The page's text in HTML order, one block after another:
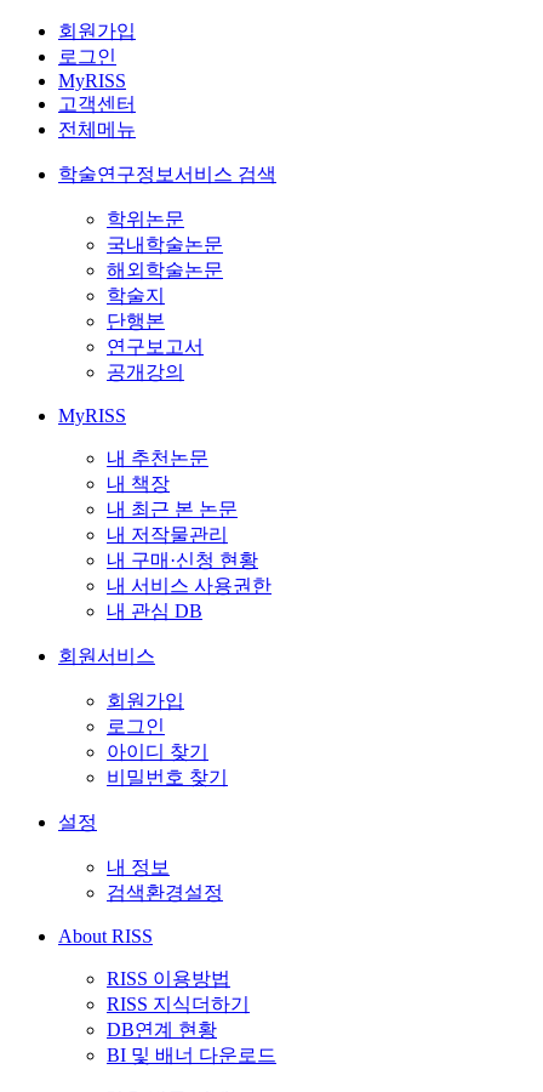
회원가입
로그인
MyRISS
고객센터
전체메뉴
학술연구정보서비스 검색
학위논문
국내학술논문
해외학술논문
학술지
단행본
연구보고서
공개강의
MyRISS
내 추천논문
내 책장
내 최근 본 논문
내 저작물관리
내 구매·신청 현황
내 서비스 사용권한
내 관심 DB
회원서비스
회원가입
로그인
아이디 찾기
비밀번호 찾기
설정
내 정보
검색환경설정
About RISS
RISS 이용방법
RISS 지식더하기
DB연계 현황
BI 및 배너 다운로드